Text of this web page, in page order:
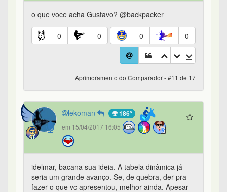
o que voce acha Gustavo? @backpacker
0 0 0 0
Aprimoramento do Comparador - #11 de 17
lekoman 186º
em 15/04/2017 16:05
idelmar, bacana sua ideia. A tabela dinâmica já
seria um grande avanço. Se, de quebra, der pra
fazer o que vc apresentou, melhor ainda. Apesar